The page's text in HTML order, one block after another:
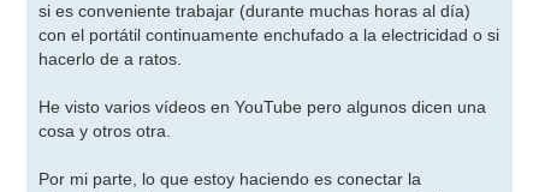
si es conveniente trabajar (durante muchas horas al día)
con el portátil continuamente enchufado a la electricidad o si
hacerlo de a ratos.
He visto varios vídeos en YouTube pero algunos dicen una
cosa y otros otra.
Por mi parte, lo que estoy haciendo es conectar la